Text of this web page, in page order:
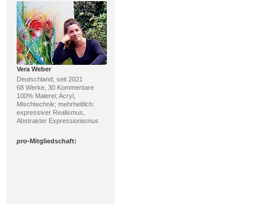
Vera Weber
Deutschland, seit 2021
68 Werke, 30 Kommentare
100% Malerei; Acryl,
Mischtechnik; mehrheitlich:
expressiver Realismus,
Abstrakter Expressionismus
pro-Mitgliedschaft: